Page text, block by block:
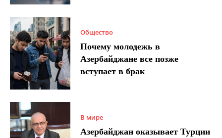
Общество
Почему молодежь в
Азербайджане все позже
вступает в брак
В мире
Азербайджан оказывает Турции